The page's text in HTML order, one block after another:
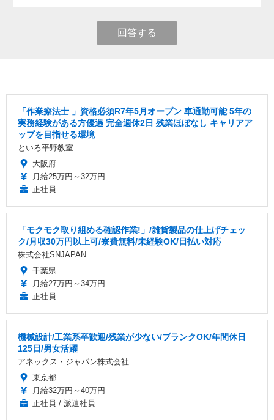
回答する
「作業療法士 」資格必須R7年5月オープン 車通勤可能 5年の
実務経験がある方優遇 完全週休2日 残業ほぼなし キャリアア
ップを目指せる環境
といろ平野教室
大阪府
月給25万円～32万円
正社員
「モクモク取り組める確認作業!」/雑貨製品の仕上げチェッ
ク/月収30万円以上可/寮費無料/未経験OK/日払い対応
株式会社SNJAPAN
千葉県
月給27万円～34万円
正社員
機械設計/工業系卒歓迎/残業が少ない/ブランクOK/年間休日
125日/男女活躍
アネックス・ジャパン株式会社
東京都
月給32万円～40万円
正社員 / 派遣社員